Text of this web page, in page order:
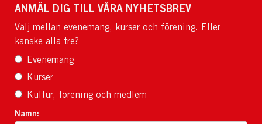
ANMÄL DIG TILL VÅRA NYHETSBREV
Välj mellan evenemang, kurser och förening. Eller
kanske alla tre?
Evenemang
Kurser
Kultur, förening och medlem
Namn: